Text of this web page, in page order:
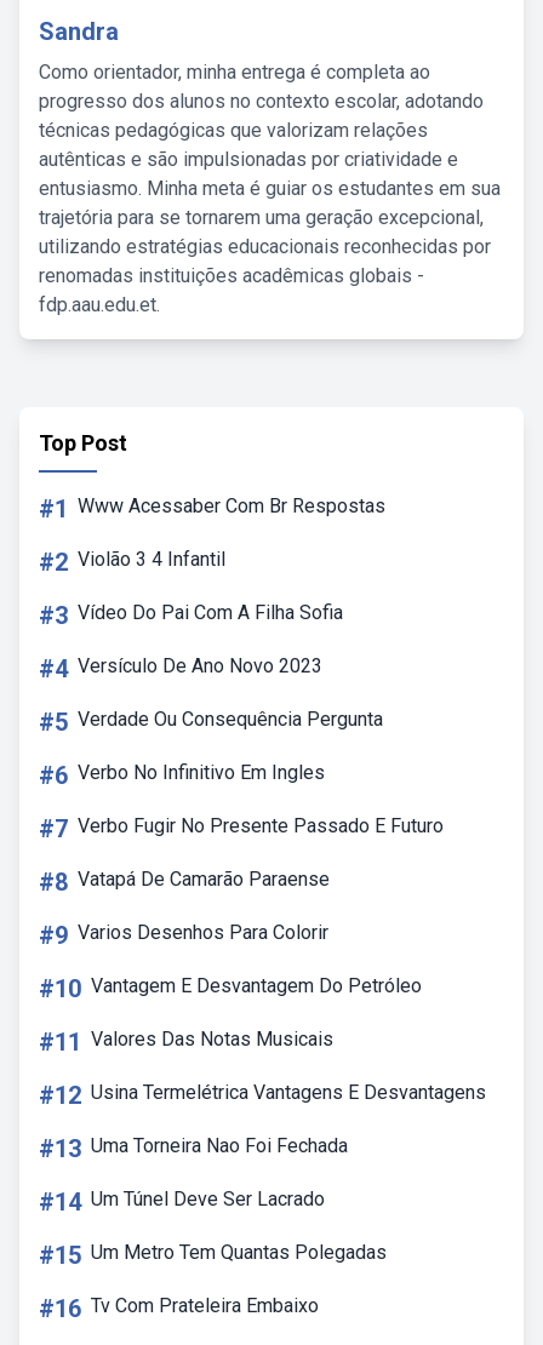
Sandra
Como orientador, minha entrega é completa ao
progresso dos alunos no contexto escolar, adotando
técnicas pedagógicas que valorizam relações
autênticas e são impulsionadas por criatividade e
entusiasmo. Minha meta é guiar os estudantes em sua
trajetória para se tornarem uma geração excepcional,
utilizando estratégias educacionais reconhecidas por
renomadas instituições acadêmicas globais -
fdp.aau.edu.et.
Top Post
#1 Www Acessaber Com Br Respostas
#2 Violão 3 4 Infantil
#3 Vídeo Do Pai Com A Filha Sofia
#4 Versículo De Ano Novo 2023
#5 Verdade Ou Consequência Pergunta
#6 Verbo No Infinitivo Em Ingles
#7 Verbo Fugir No Presente Passado E Futuro
#8 Vatapá De Camarão Paraense
#9 Varios Desenhos Para Colorir
#10 Vantagem E Desvantagem Do Petróleo
#11 Valores Das Notas Musicais
#12 Usina Termelétrica Vantagens E Desvantagens
#13 Uma Torneira Nao Foi Fechada
#14 Um Túnel Deve Ser Lacrado
#15 Um Metro Tem Quantas Polegadas
#16 Tv Com Prateleira Embaixo